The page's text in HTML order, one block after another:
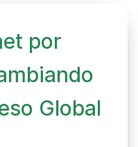
por
Global